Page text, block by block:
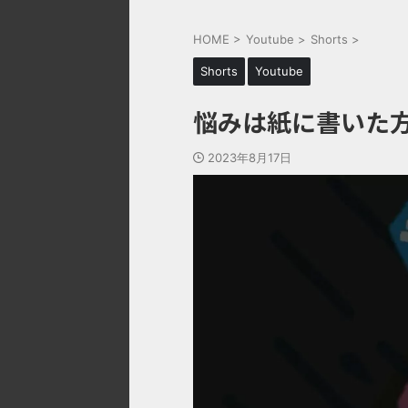
HOME > Youtube > Shorts >
Shorts Youtube
悩みは紙に書いた
2023年8月17日